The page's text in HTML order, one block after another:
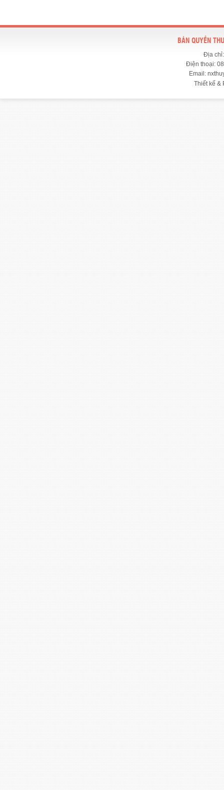
BẢN QUYỀN
Địa
Điện thoại:
Email:
Thiết kế &